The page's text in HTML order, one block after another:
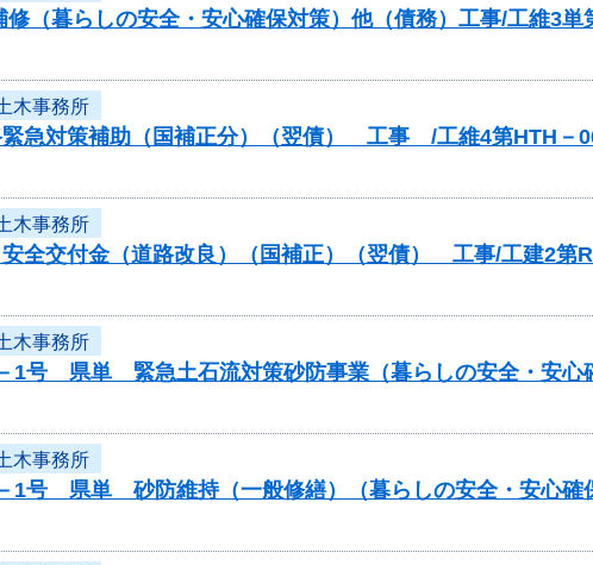
修（暮らしの安全・安心確保対策）他（債務）工事/工維3
木事務所
急対策補助（国補正分）（翌債） 工事 /工維4第HTH－
木事務所
全交付金（道路改良）（国補正）（翌債） 工事/工建2第
木事務所
1号 県単 緊急土石流対策砂防事業（暮らしの安全・安心
木事務所
1号 県単 砂防維持（一般修繕）（暮らしの安全・安心確